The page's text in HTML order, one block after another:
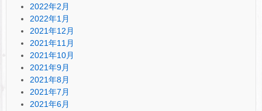
2022年2月
2022年1月
2021年12月
2021年11月
2021年10月
2021年9月
2021年8月
2021年7月
2021年6月